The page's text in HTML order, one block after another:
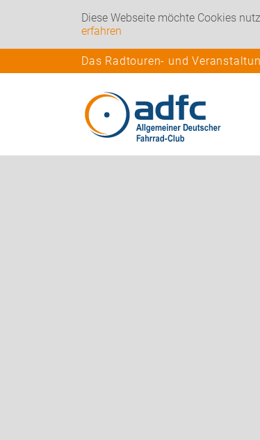
Diese Webseite möchte Cookies
erfahren
Das Radtouren- und